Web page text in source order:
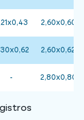
2,60x0,60
2,60x0,62
- 2,80x0,80